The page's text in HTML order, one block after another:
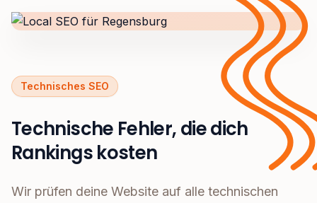
Technisches SEO
Technische Fehler, die dich
Rankings kosten
Wir prüfen deine Website auf alle technischen